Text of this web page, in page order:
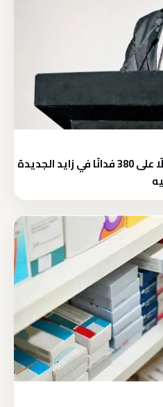
PRE Group تطور مشروعًا متكاملًا على 380 فدانًا في زايد الجديدة